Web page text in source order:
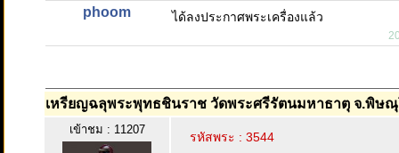
phoom ได้ลงประกาศพระเครื่องแล้ว
เหรียญฉลุพระพุทธชินราช วัดพระศรีรัตนมหาธาตุ จ.พิษณุ
เข้าชม : 11207
รหัสพระ : 3544